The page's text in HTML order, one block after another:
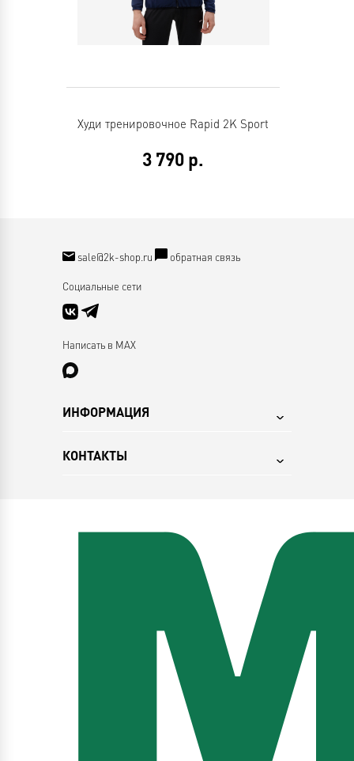
Худи тренировочное Rapid 2K Sport
3 790 р.
sale@2k-shop.ru обратная связь
Социальные сети
Написать в MAX
ИНФОРМАЦИЯ
КОНТАКТЫ